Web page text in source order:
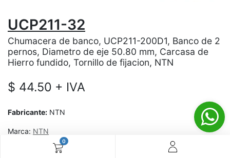
0
UCP211-32
Chumacera de banco, UCP211-200D1, Banco de 2
pernos, Diametro de eje 50.80 mm, Carcasa de
Hierro fundido, Tornillo de fijacion, NTN
$ 44.50 + IVA
Fabricante: NTN
Marca: NTN
¿Aún no tienes cuenta? ¡Regístrate ahora y disfruta de